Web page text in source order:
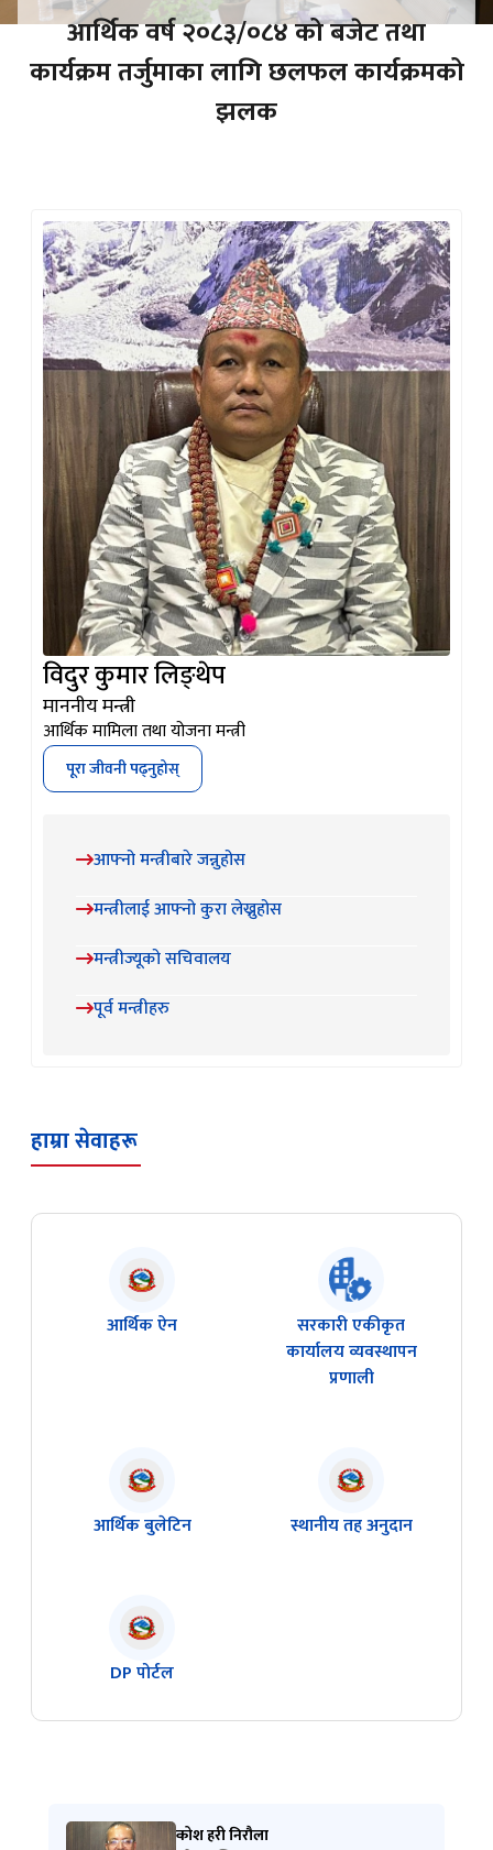
आर्थिक वर्ष २०८३/०८४ को बजेट तथा
कार्यक्रम तर्जुमाका लागि छलफल कार्यक्रमको
झलक
विदुर कुमार लिङ्थेप
माननीय मन्त्री
आर्थिक मामिला तथा योजना मन्त्री
पूरा जीवनी पढ्नुहोस्
आफ्नो मन्त्रीबारे जन्नुहोस
मन्त्रीलाई आफ्नो कुरा लेख्नुहोस
मन्त्रीज्यूको सचिवालय
पूर्व मन्त्रीहरु
हाम्रा सेवाहरू
आर्थिक ऐन
सरकारी एकीकृत
कार्यालय व्यवस्थापन
प्रणाली
आर्थिक बुलेटिन स्थानीय तह अनुदान
DP पोर्टल
कोश हरी निरौला